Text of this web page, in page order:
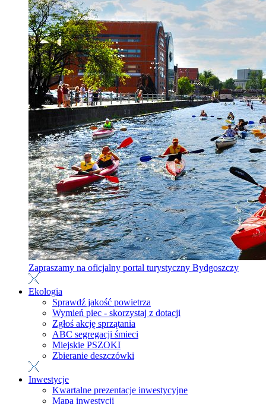
Zapraszamy na oficjalny portal turystyczny Bydgoszczy
Ekologia
Sprawdź jakość powietrza
Wymień piec - skorzystaj z dotacji
Zgłoś akcję sprzątania
ABC segregacji śmieci
Miejskie PSZOKI
Zbieranie deszczówki
Inwestycje
Kwartalne prezentacje inwestycyjne
Mapa inwestycji